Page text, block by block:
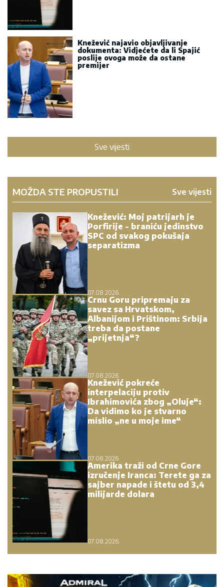
Knežević najavio objavljivanje
dokumenta: Vidjećete da li Spajić
poslije ovoga može da ostane
premijer
Sve vijesti
MOŽDA STE PROPUSTILI Sve vijesti
Knežević: Moj patrijarh je
Porfirije - braniću jedinstvo
SPC od svakog pokušaja
separatizma
07.08.2026.
Crnu Goru pripremaju za
savez sa Hrvatskom,
Albanijom i Prištinom: Srbija
treba da postane
„prijetnja“?
07.08.2026.
Knežević pokreće
interpelaciju protiv
Ibrahimovića zbog „Oluje“:
Da vidimo ko je stvarno
mislio „ne u moje ime“
07.08.2026.
Amerika traži od Crne Gore
izručenje Iranca: Terete ga za
sajber napade i štetu od 3,4
milijarde dolara
07.08.2026.